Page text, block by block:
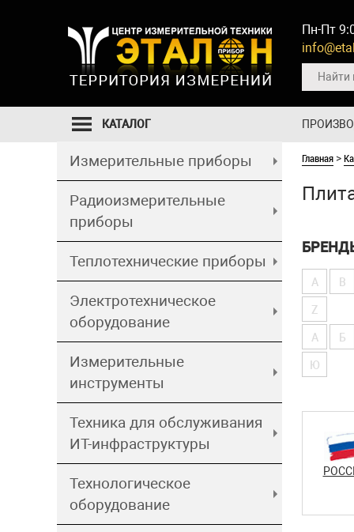
Пн-Пт
КАТАЛОГ
Измерительные приборы
Радиоизмерительные
приборы
Теплотехнические приборы
Электротехническое
оборудование
Измерительные
инструменты
Техника для обслуживания
ИТ-инфраструктуры
Технологическое
оборудование
Главная >
A B
Z
А Б
Ю